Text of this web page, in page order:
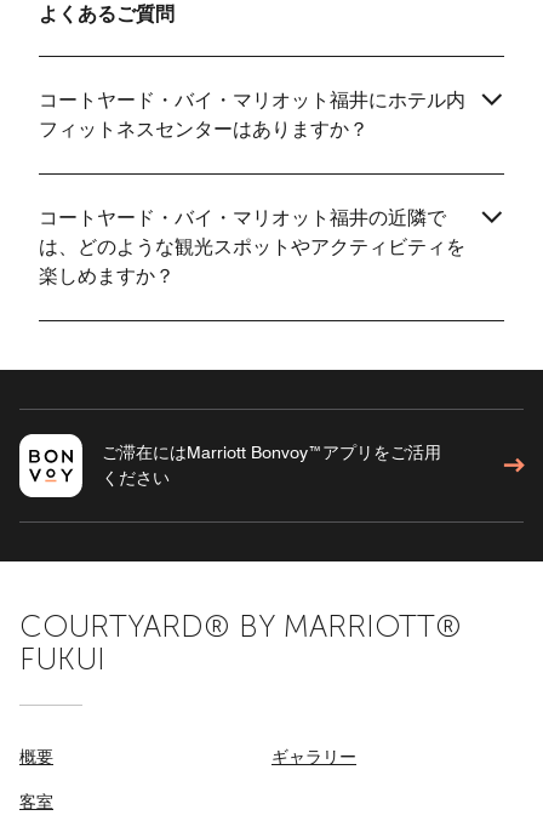
よくあるご質問
コートヤード・バイ・マリオット福井にホテル内
フィットネスセンターはありますか？
コートヤード・バイ・マリオット福井の近隣で
は、どのような観光スポットやアクティビティを
楽しめますか？
ご滞在にはMarriott Bonvoy™アプリをご活用
ください
COURTYARD® BY MARRIOTT®
FUKUI
概要
客室
ギャラリー